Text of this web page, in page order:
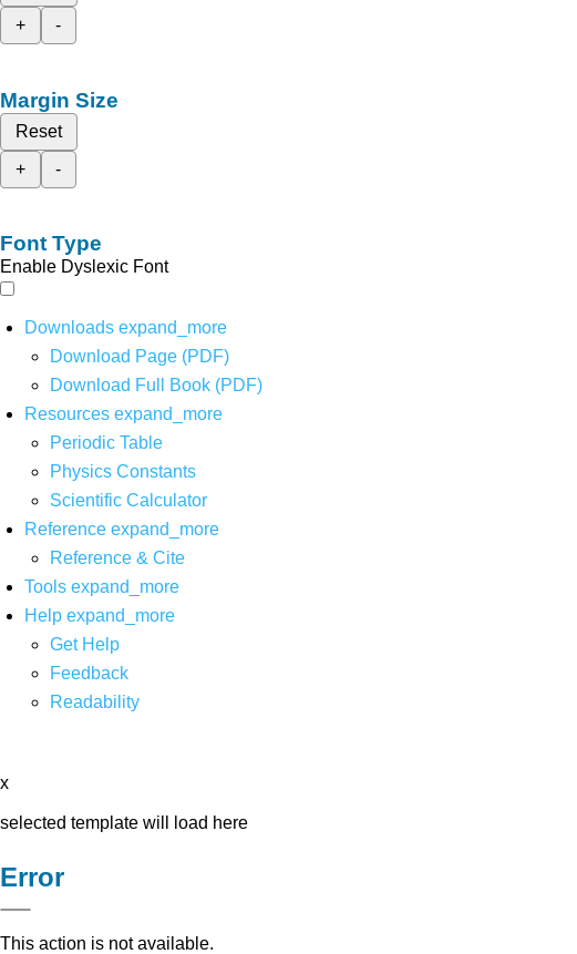
+
-
Margin Size
Reset
+
-
Font Type
Enable Dyslexic Font
Downloads expand_more
Download Page (PDF)
Download Full Book (PDF)
Resources expand_more
Periodic Table
Physics Constants
Scientific Calculator
Reference expand_more
Reference & Cite
Tools expand_more
Help expand_more
Get Help
Feedback
Readability
x
selected template will load here
Error
This action is not available.